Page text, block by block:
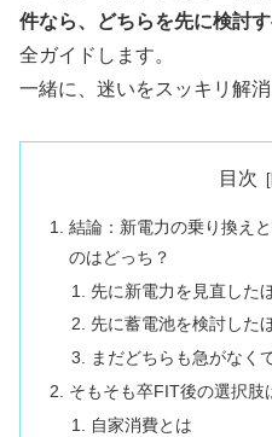
件なら、どちらを先に検討す
全ガイドします。
一緒に、迷いをスッキリ解
目次
結論：新電力の乗り換え
のはどっち？
先に新電力を見直した
先に蓄電池を検討した
まだどちらも急がなく
そもそも卒FIT後の選択肢
自家消費とは